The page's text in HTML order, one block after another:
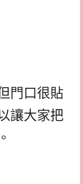
門口很貼
讓大家把